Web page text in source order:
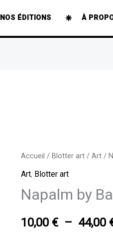
NOS ÉDITIONS À
Accueil /Blotter art /Art /
Art, Blotter art
Napalm by
10,00€ – 44,00
quantité
de
by